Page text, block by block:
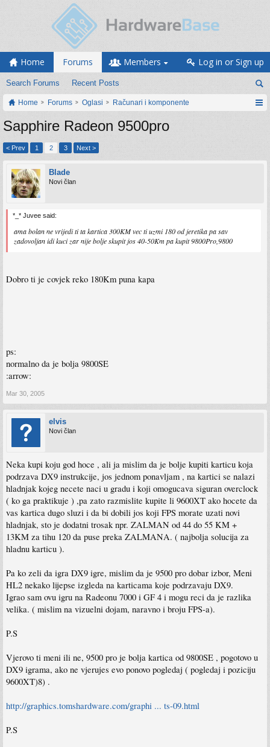
Home Forums
Search Forums Recent Posts
Members Log in or Sign up
Home Forums Oglasi Računari i komponente
Sapphire Radeon 9500pro
< Prev 1 2 3 Next >
Blade
Novi član
*_* Juvee said:
ama bolan ne vrijedi ti ta kartica 300KM vec ti uzmi 180 od jeretika pa sav
zadovoljan idi kuci zar nije bolje skupit jos 40-50Km pa kupit 9800Pro,9800
Dobro ti je covjek reko 180Km puna kapa
ps:
normalno da je bolja 9800SE
:arrow:
Mar 30, 2005
elvis
Novi član
Neka kupi koju god hoce , ali ja mislim da je bolje kupiti karticu koja
podrzava DX9 instrukcije, jos jednom ponavljam , na kartici se nalazi
hladnjak kojeg necete naci u gradu i koji omogucava siguran overclock
( ko ga praktikuje ) ,pa zato razmislite kupite li 9600XT ako hocete da
vas kartica dugo sluzi i da bi dobili jos koji FPS morate uzati novi
hladnjak, sto je dodatni trosak npr. ZALMAN od 44 do 55 KM +
13KM za tihu 120 da puse preka ZALMANA. ( najbolja solucija za
hladnu karticu ).
Pa ko zeli da igra DX9 igre, mislim da je 9500 pro dobar izbor, Meni
HL2 nekako lijepse izgleda na karticama koje podrzavaju DX9.
Igrao sam ovu igru na Radeonu 7000 i GF 4 i mogu reci da je razlika
velika. ( mislim na vizuelni dojam, naravno i broju FPS-a).
P.S
Vjerovo ti meni ili ne, 9500 pro je bolja kartica od 9800SE , pogotovo u
DX9 igrama, ako ne vjerujes evo ponovo pogledaj ( pogledaj i poziciju
9600XT)8) .
http://graphics.tomshardware.com/graphi ... ts-09.html
P.S